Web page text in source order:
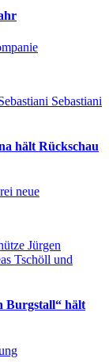
hält Rückschau
neue
Burgstall“ hält